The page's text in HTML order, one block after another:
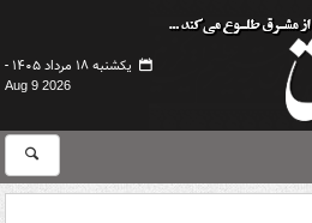
یکشنبه ۱۸ مرداد ۱۴۰۵ -
Aug 9 2026